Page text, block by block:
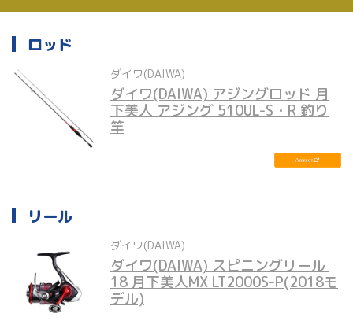
ロッド
ダイワ(DAIWA)
ダイワ(DAIWA) アジングロッド 月
下美人 アジング 510UL-S・R 釣り
竿
リール
ダイワ(DAIWA)
ダイワ(DAIWA) スピニングリール
18 月下美人MX LT2000S-P(2018モ
デル)